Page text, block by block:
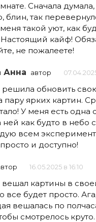
Сначала думала,
блин, так
такой уют, как
кайф!
не пожалеете!
Анна автор
обновить
пару ярких картин.
У меня есть одна
ней как будто в небо
всем
и доступно!
16.05.2025 в 16:10
картины в
все будет просто.
вешалась по
смотрелось